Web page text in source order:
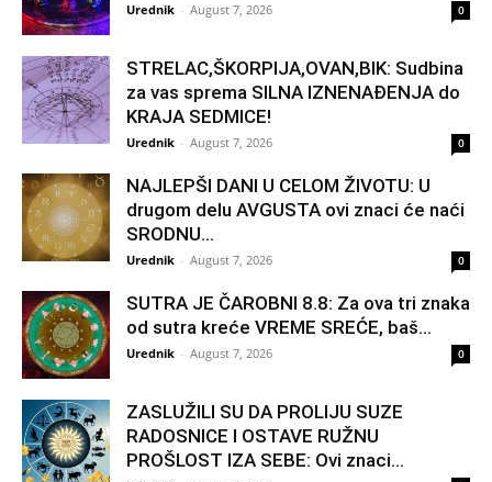
Urednik - August 7, 2026 0
STRELAC,ŠKORPIJA,OVAN,BIK: Sudbina
za vas sprema SILNA IZNENAĐENJA do
KRAJA SEDMICE!
Urednik - August 7, 2026 0
NAJLEPŠI DANI U CELOM ŽIVOTU: U
drugom delu AVGUSTA ovi znaci će naći
SRODNU...
Urednik - August 7, 2026 0
SUTRA JE ČAROBNI 8.8: Za ova tri znaka
od sutra kreće VREME SREĆE, baš...
Urednik - August 7, 2026 0
ZASLUŽILI SU DA PROLIJU SUZE
RADOSNICE I OSTAVE RUŽNU
PROŠLOST IZA SEBE: Ovi znaci...